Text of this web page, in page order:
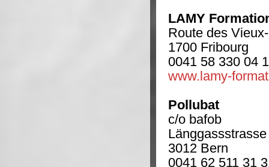
LAMY
Route des
1700 Fribourg
0041 58 330 04
www.lamy-
Pollubat
c/o bafob
3012 Bern
0041 62 511 31